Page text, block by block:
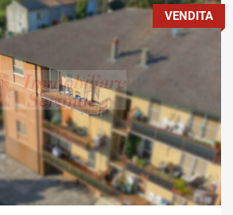
Metratura Commerciale:
100 m2
VENDITA